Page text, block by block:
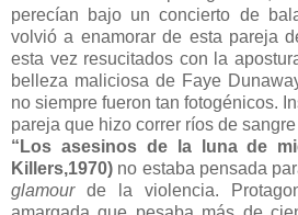
perecían bajo un concierto de
volvió a enamorar de esta pareja
esta vez resucitados con la
belleza maliciosa de Faye
no siempre fueron tan fotogénicos.
pareja que hizo correr ríos de
“Los asesinos de la luna de
Killers,1970) no estaba pensada
glamour de la violencia.